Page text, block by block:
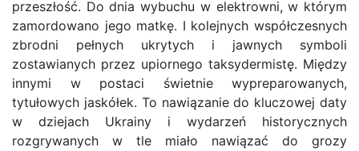
przeszłość. Do dnia wybuchu w elektrowni, w którym
zamordowano jego matkę. I kolejnych współczesnych
zbrodni pełnych ukrytych i jawnych symboli
zostawianych przez upiornego taksydermistę. Między
innymi w postaci świetnie wypreparowanych,
tytułowych jaskółek. To nawiązanie do kluczowej daty
w dziejach Ukrainy i wydarzeń historycznych
rozgrywanych w tle miało nawiązać do grozy